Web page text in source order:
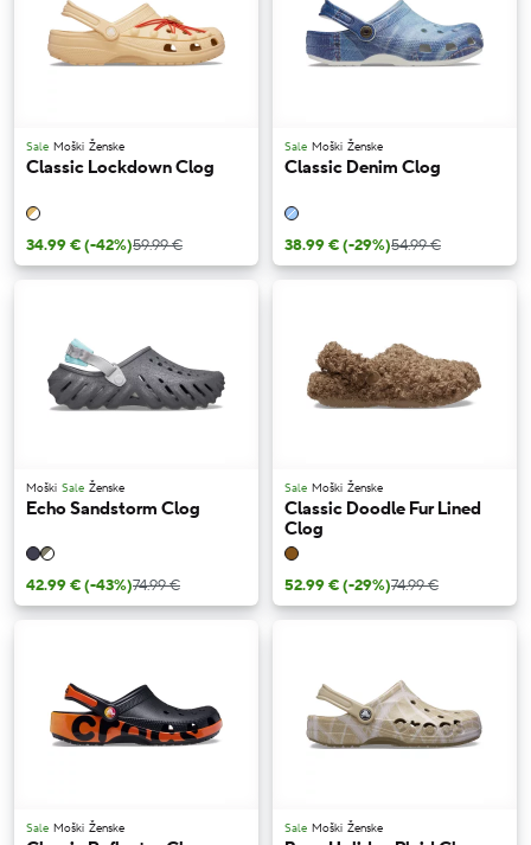
Sale Moški Ženske
Classic Lockdown Clog
34.99 €(-42%)59.99 €
Sale Moški Ženske
Classic Denim Clog
38.99 €(-29%)54.99 €
Moški Sale Ženske
Echo Sandstorm Clog
42.99 €(-43%)74.99 €
Sale Moški Ženske
Classic Doodle Fur Lined
Clog
52.99 €(-29%)74.99 €
Sale Moški Ženske Sale Moški Ženske